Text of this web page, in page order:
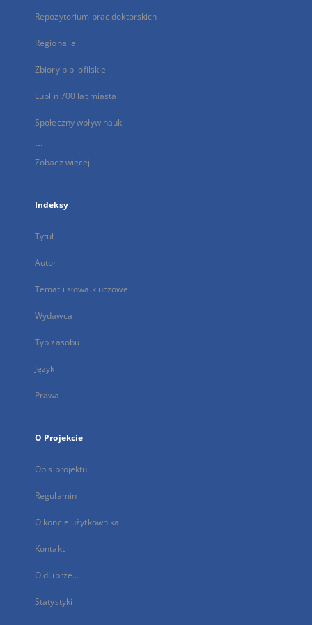
Repozytorium prac doktorskich
Regionalia
Zbiory bibliofilskie
Lublin 700 lat miasta
Społeczny wpływ nauki
...
Zobacz więcej
Indeksy
Tytuł
Autor
Temat i słowa kluczowe
Wydawca
Typ zasobu
Język
Prawa
O Projekcie
Opis projektu
Regulamin
O koncie użytkownika...
Kontakt
O dLibrze...
Statystyki